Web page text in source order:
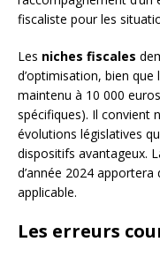
fiscaliste pour les
Les niches fiscales
d’optimisation, bien
maintenu à 10 000
spécifiques). Il convient
évolutions législatives
dispositifs avantageux.
d’année 2024
applicable.
Les erreurs